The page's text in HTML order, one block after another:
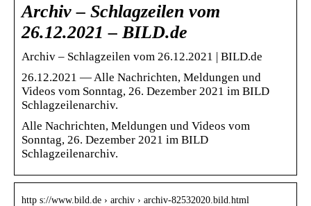
Archiv – Schlagzeilen vom
26.12.2021 – BILD.de
Archiv – Schlagzeilen vom 26.12.2021 | BILD.de
26.12.2021 — Alle Nachrichten, Meldungen und
Videos vom Sonntag, 26. Dezember 2021 im BILD
Schlagzeilenarchiv.
Alle Nachrichten, Meldungen und Videos vom
Sonntag, 26. Dezember 2021 im BILD
Schlagzeilenarchiv.
http s://www.bild.de › archiv › archiv-82532020.bild.html